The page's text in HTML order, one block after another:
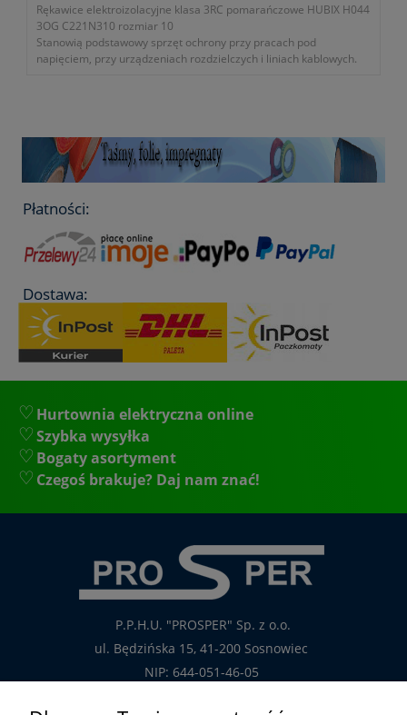
Rękawice elektroizolacyjne klasa 3RC pomarańczowe HUBIX H044
3OG C221N310 rozmiar 10
Stanowią podstawowy sprzęt ochrony przy pracach pod
napięciem, przy urządzeniach rozdzielczych i liniach kablowych.
- symbol producenta: C221.N310
Okres gwarancji 2 lata.
Płatności:
Dostawa:
Hurtownia elektryczna online
Szybka wysyłka
Bogaty asortyment
Czegoś brakuje? Daj nam znać!
P.P.H.U. "PROSPER" Sp. z o.o.
ul. Będzińska 15, 41-200 Sosnowiec
NIP: 644-051-46-05
tel.: 32-785-29-00